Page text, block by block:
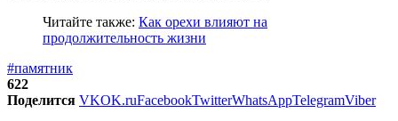
Читайте также: Как орехи влияют на
продолжительность жизни
#памятник
622
Поделится VKOK.ruFacebookTwitterWhatsAppTelegramViber